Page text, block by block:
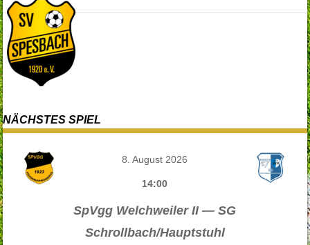
NÄCHSTES SPIEL
8. August 2026
14:00
SpVgg Welchweiler II — SG
Schrollbach/Hauptstuhl